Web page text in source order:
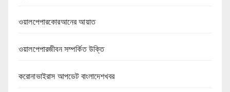
ওয়ালপেপারকোরআনের আয়াত
ওয়ালপেপারজীবন সম্পর্কিত উক্তি
করোনাভাইরাস আপডেট বাংলাদেশখবর